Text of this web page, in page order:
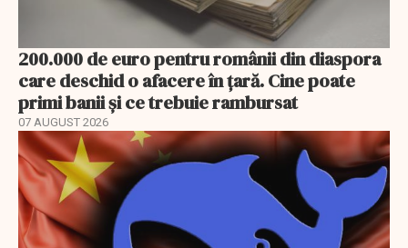
200.000 de euro pentru românii din diaspora
care deschid o afacere în țară. Cine poate
primi banii și ce trebuie rambursat
07 AUGUST 2026